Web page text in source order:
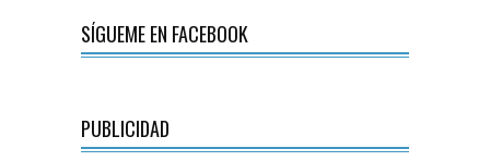
SÍGUEME EN FACEBOOK
PUBLICIDAD